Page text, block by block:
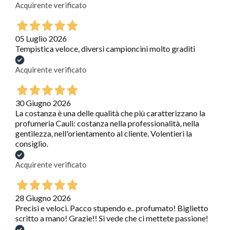
Acquirente verificato
05 Luglio 2026
Tempistica veloce, diversi campioncini molto graditi
Acquirente verificato
30 Giugno 2026
La costanza è una delle qualità che più caratterizzano la
profumeria Cauli: costanza nella professionalità, nella
gentilezza, nell'orientamento al cliente. Volentieri la
consiglio.
Acquirente verificato
28 Giugno 2026
Precisi e veloci. Pacco stupendo e.. profumato! Biglietto
scritto a mano! Grazie!! Si vede che ci mettete passione!